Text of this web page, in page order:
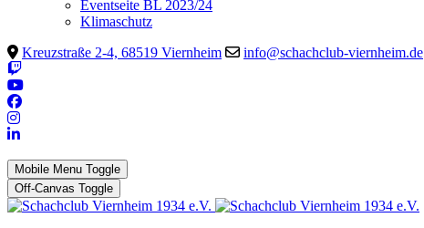
Eventseite BL 2023/24
Klimaschutz
Kreuzstraße 2-4, 68519 Viernheim
info@schachclub-viernheim.de
Mobile Menu Toggle
Off-Canvas Toggle